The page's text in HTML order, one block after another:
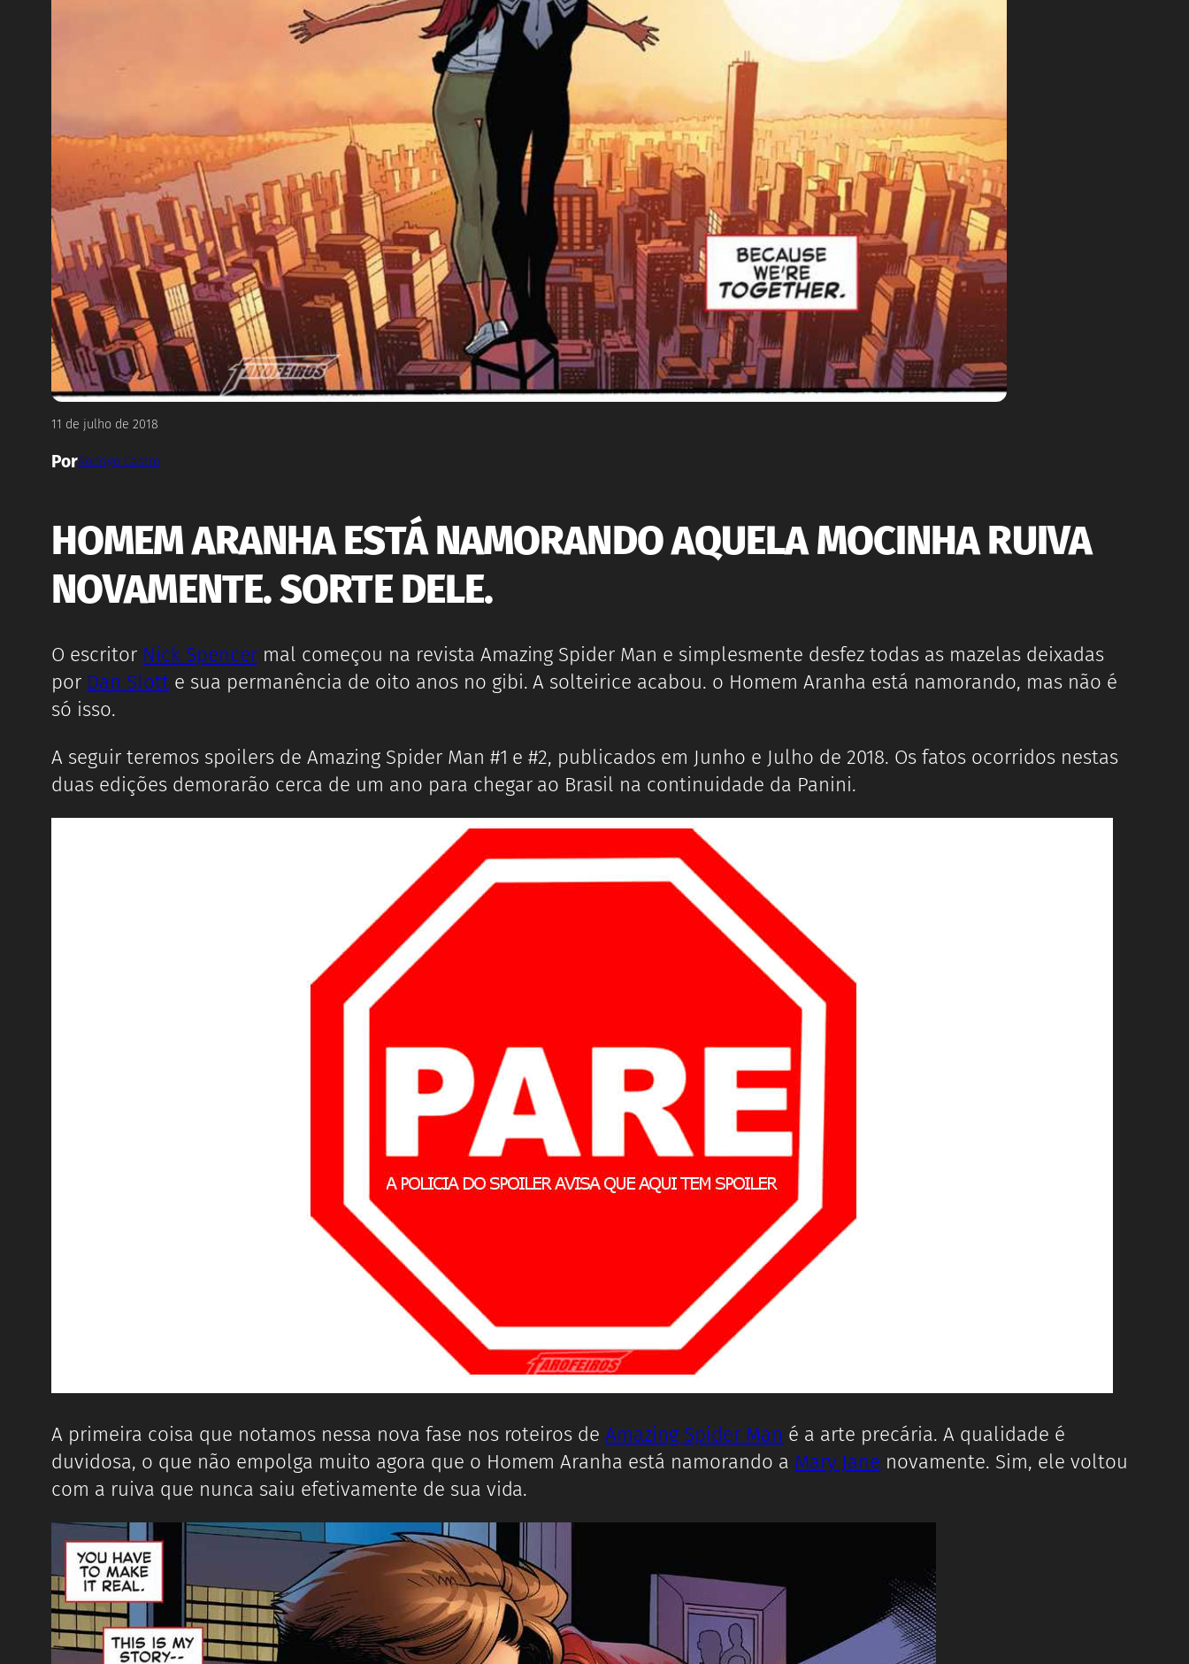
11 de julho de 2018
PorRodrigo Castro
HOMEM ARANHA ESTÁ NAMORANDO AQUELA MOCINHA RUIVA
NOVAMENTE. SORTE DELE.
O escritor Nick Spencermal começou na revista Amazing Spider Man e simplesmente desfez todas as mazelas deixadas
por Dan Slotte sua permanência de oito anos no gibi. A solteirice acabou. o Homem Aranha está namorando, mas não é
só isso.
A seguir teremos spoilers de Amazing Spider Man #1 e #2, publicados em Junho e Julho de 2018. Os fatos ocorridos nestas
duas edições demorarão cerca de um ano para chegar ao Brasil na continuidade da Panini.
A primeira coisa que notamos nessa nova fase nos roteiros deAmazing Spider Man é a arte precária. A qualidade é
duvidosa, o que não empolga muito agora que o Homem Aranha está namorando a Mary Jane novamente. Sim, ele voltou
com a ruiva que nunca saiu efetivamente de sua vida.